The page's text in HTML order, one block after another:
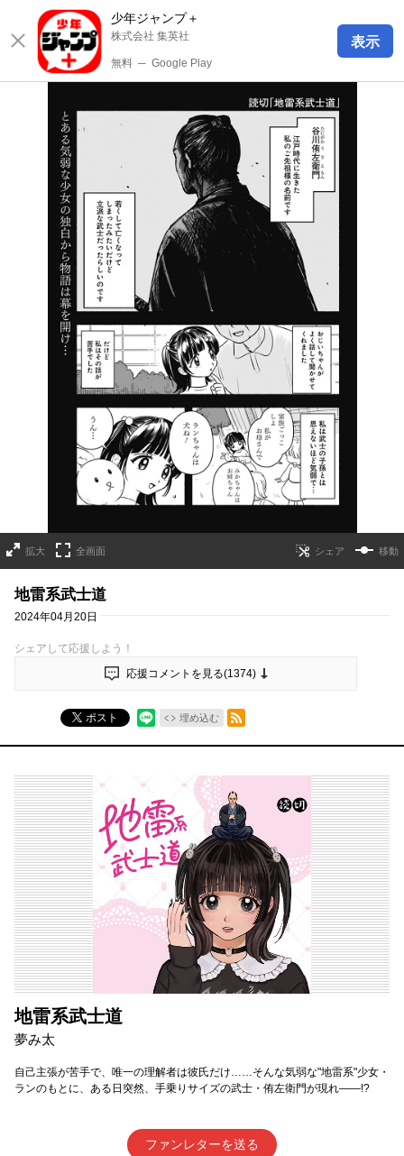
少年ジャンプ＋
株式会社 集英社
無料 ─ Google Play
表示
拡大 全画面 移動
地雷系武士道
2024年04月20日
シェアして応援しよう！
応援コメントを見る(1374)
ポスト 埋め込む
RSSフィード
地雷系武士道
夢み太
自己主張が苦手で、唯一の理解者は彼氏だけ……そんな気弱な"地雷系"少女・
ランのもとに、ある日突然、手乗りサイズの武士・侑左衛門が現れ――!?
ファンレターを送る